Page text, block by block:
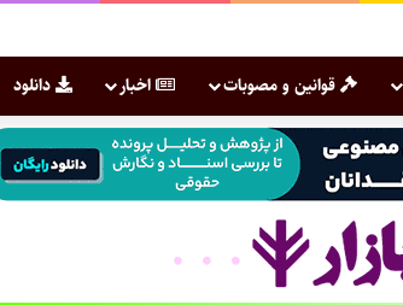
قوانین و مصوبات اخبار دانلود